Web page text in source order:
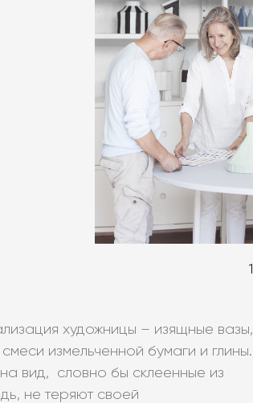
1
художницы – изящные вазы,
измельченной бумаги и глины.
вид, словно бы склеенные из
не теряют своей